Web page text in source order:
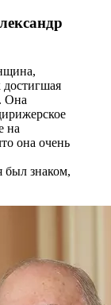
достигшая
Она
на
она очень
был знаком,